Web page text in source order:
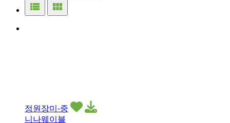
view_list view_module
정원장미-중
니나웨이블